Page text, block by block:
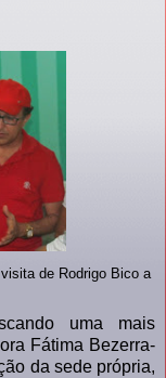
de Rodrigo Bico a
uma mais
Fátima Bezerra-
da sede própria,